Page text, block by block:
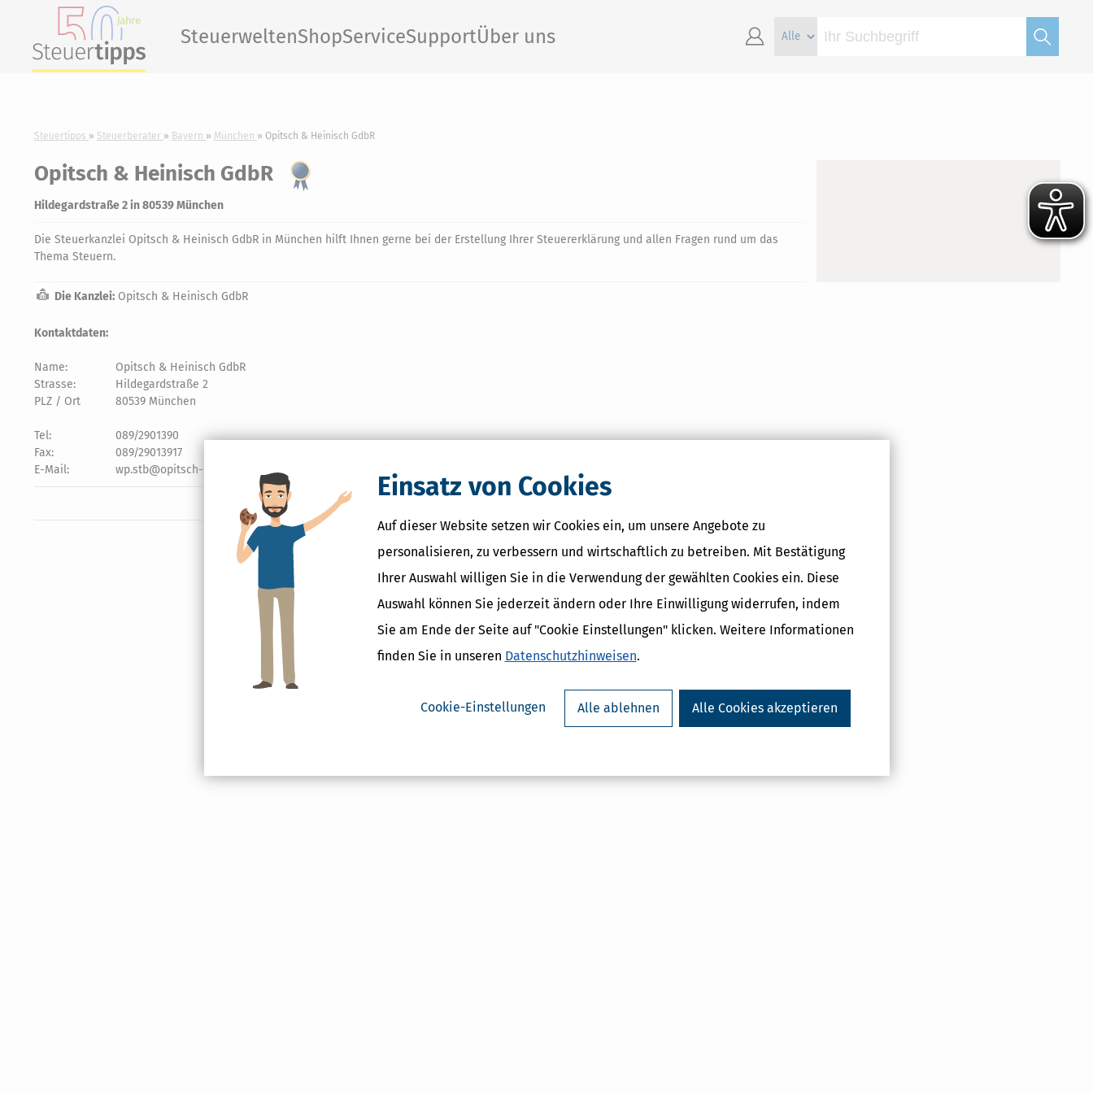
Einsatz von Cookies
Auf dieser Website setzen wir Cookies ein, um unsere Angebote zu
personalisieren, zu verbessern und wirtschaftlich zu betreiben. Mit Bestätigung
Ihrer Auswahl willigen Sie in die Verwendung der gewählten Cookies ein. Diese
Auswahl können Sie jederzeit ändern oder Ihre Einwilligung widerrufen, indem
Sie am Ende der Seite auf "Cookie Einstellungen" klicken. Weitere Informationen
finden Sie in unseren Datenschutzhinweisen.
Cookie-Einstellungen Alle ablehnen Alle Cookies akzeptieren
SteuerweltenShopServiceSupportÜber uns
Steuertipps Steuerberater Bayern München Opitsch & Heinisch GdbR
Opitsch & Heinisch GdbR
Hildegardstraße 2 in 80539 München
Die Steuerkanzlei Opitsch & Heinisch GdbR in München hilft Ihnen gerne bei der Erstellung Ihrer Steuererklärung und allen Fragen rund um das
Thema Steuern.
Die Kanzlei: Opitsch & Heinisch GdbR
Kontaktdaten:
Name:
Opitsch & Heinisch GdbR
Strasse:
Hildegardstraße 2
PLZ / Ort
80539 München
Tel:
089/2901390
Fax:
089/29013917
E-Mail:
wp.stb@opitsch-heinisch.de oder